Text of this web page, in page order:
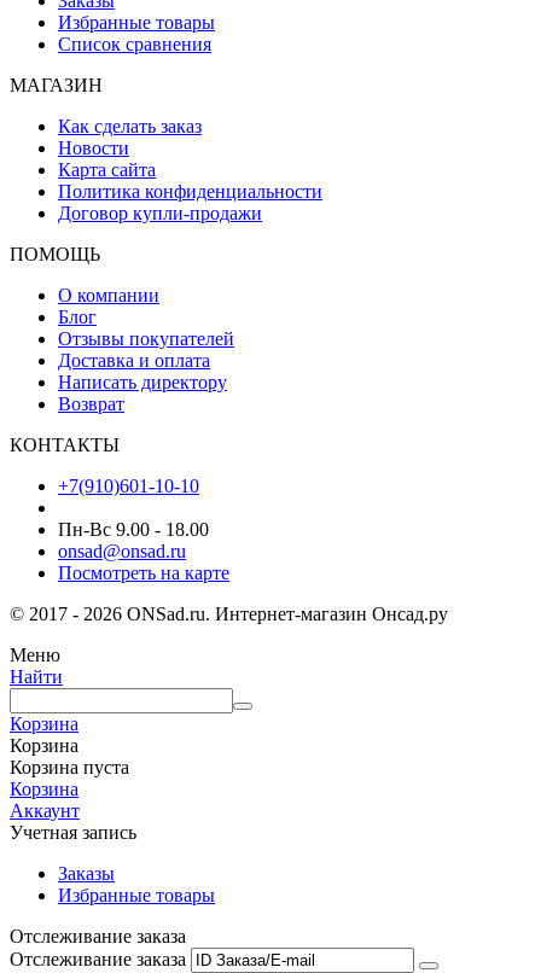
Избранные товары
Список сравнения
МАГАЗИН
Как сделать заказ
Новости
Карта сайта
Политика конфиденциальности
Договор купли-продажи
ПОМОЩЬ
О компании
Блог
Отзывы покупателей
Доставка и оплата
Написать директору
Возврат
КОНТАКТЫ
+7(910)601-10-10
Пн-Вс 9.00 - 18.00
onsad@onsad.ru
Посмотреть на карте
© 2017 - 2026 ONSad.ru. Интернет-магазин Онсад.ру
Меню
Найти
Корзина
Корзина
Корзина пуста
Корзина
Аккаунт
Учетная запись
Заказы
Избранные товары
Отслеживание заказа
Отслеживание заказа